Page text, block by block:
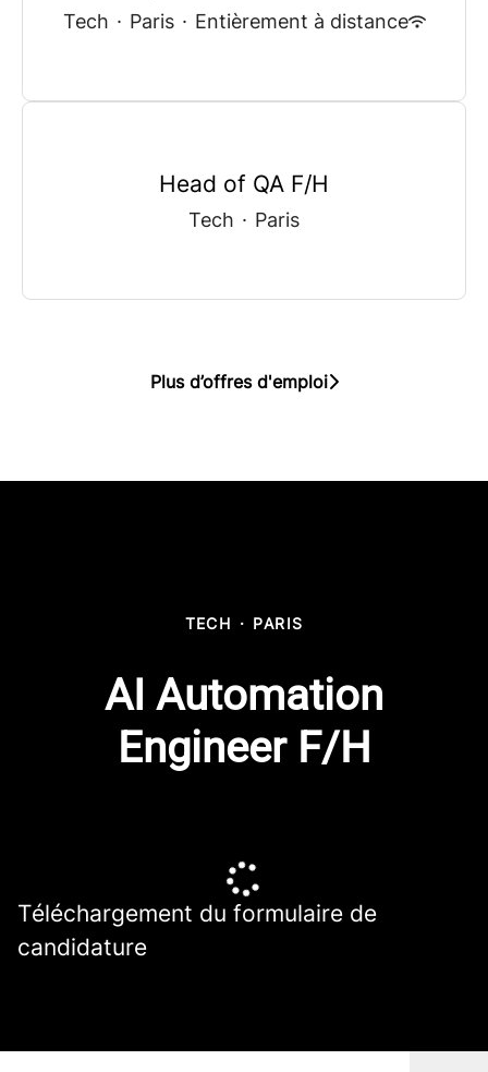
Tech · Paris · Entièrement à distance
Head of QA F/H
Tech · Paris
Plus d’offres d'emploi
TECH · PARIS
AI Automation
Engineer F/H
Téléchargement du formulaire de
candidature